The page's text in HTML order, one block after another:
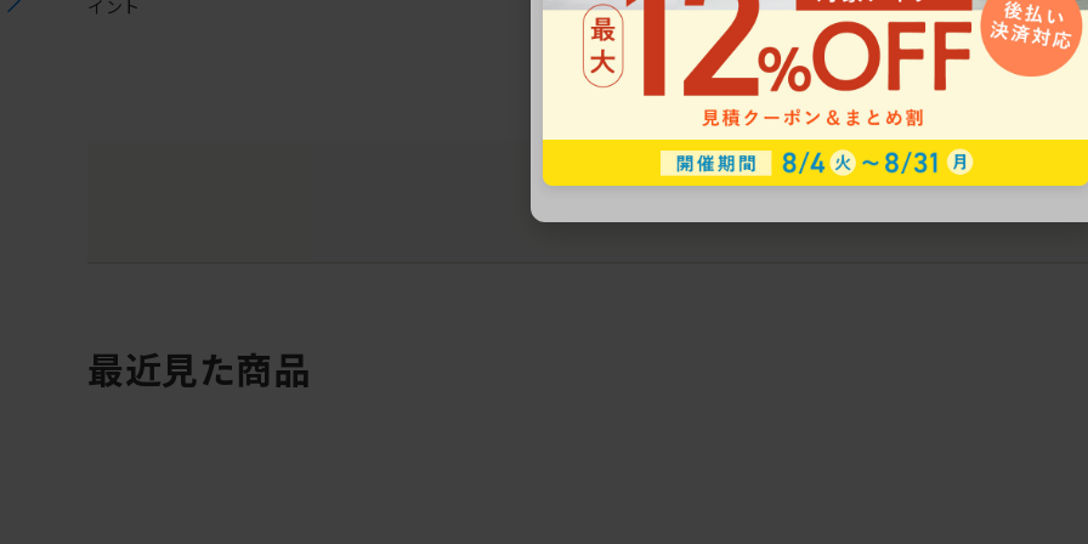
イント
疲れにくいチェアの選び方
最近見た商品